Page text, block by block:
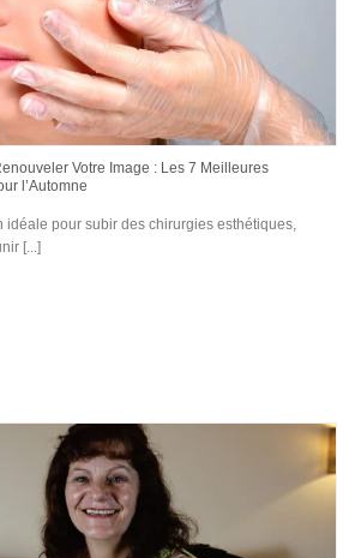
Votre Image : Les 7 Meilleures
l’Automne
idéale pour subir des chirurgies esthétiques,
[...]